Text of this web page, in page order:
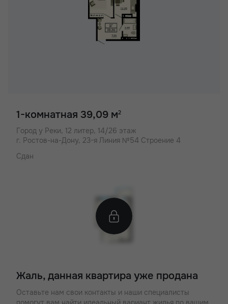
1-комнатная 39,09 м2
Город у Реки, 12 литер, 14/26 этаж
г. Ростов-на-Дону, 23-я Линия №54 Строение 4
Сдан
Жаль, данная квартира уже продана
Оставьте нам свои контакты и наши специалисты